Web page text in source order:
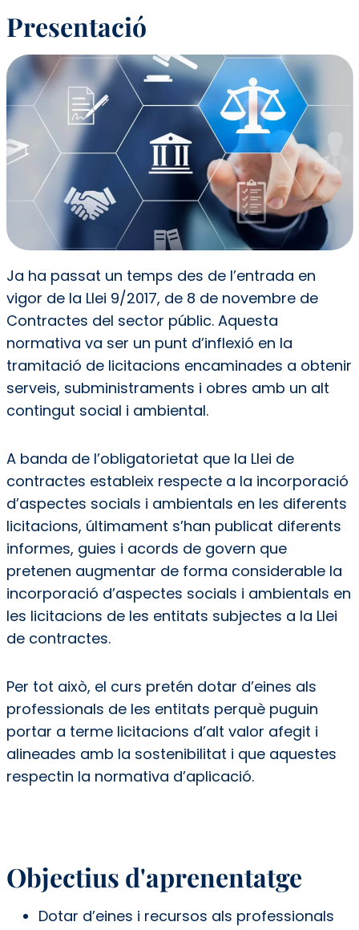
Presentació
Ja ha passat un temps des de l’entrada en
vigor de la Llei 9/2017, de 8 de novembre de
Contractes del sector públic. Aquesta
normativa va ser un punt d’inflexió en la
tramitació de licitacions encaminades a obtenir
serveis, subministraments i obres amb un alt
contingut social i ambiental.
A banda de l’obligatorietat que la Llei de
contractes estableix respecte a la incorporació
d’aspectes socials i ambientals en les diferents
licitacions, últimament s’han publicat diferents
informes, guies i acords de govern que
pretenen augmentar de forma considerable la
incorporació d’aspectes socials i ambientals en
les licitacions de les entitats subjectes a la Llei
de contractes.
Per tot això, el curs pretén dotar d’eines als
professionals de les entitats perquè puguin
portar a terme licitacions d’alt valor afegit i
alineades amb la sostenibilitat i que aquestes
respectin la normativa d’aplicació.
Objectius d'aprenentatge
Dotar d’eines i recursos als professionals